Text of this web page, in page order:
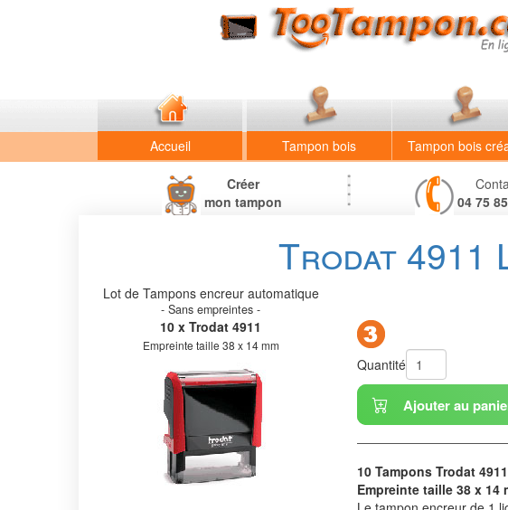
Accueil Tampon bois Tampon bois
Créer
mon tampon
04 75
Trodat 4911
Lot de Tampons encreur automatique
- Sans empreintes -
10 x Trodat 4911
Empreinte taille 38 x 14 mm
Quantité
Ajouter au
10 Tampons Trodat
Empreinte taille 38 x 14